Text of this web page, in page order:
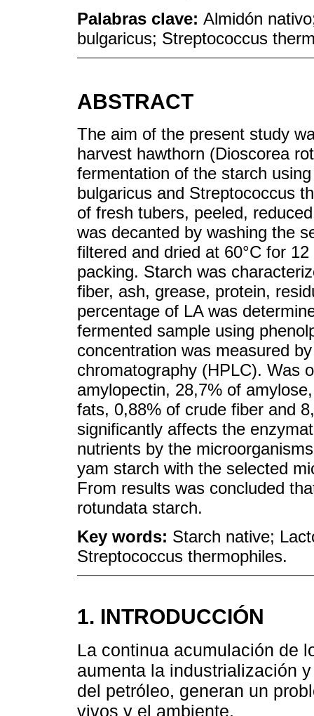
Palabras clave: Almidón
bulgaricus; Streptococcus
ABSTRACT
The aim of the present study
harvest hawthorn (Dioscorea
fermentation of the starch
bulgaricus and Streptococcus
of fresh tubers, peeled,
was decanted by washing the
filtered and dried at 60°C for
packing. Starch was
fiber, ash, grease, protein,
percentage of LA was
fermented sample using
concentration was measured
chromatography (HPLC). Was
amylopectin, 28,7% of
fats, 0,88% of crude fiber and
significantly affects the
nutrients by the
yam starch with the selected
From results was concluded
rotundata starch.
Key words: Starch native;
Streptococcus thermophiles.
1. INTRODUCCIÓN
La continua acumulación de
aumenta la industrialización
del petróleo, generan un
vivos y el ambiente.